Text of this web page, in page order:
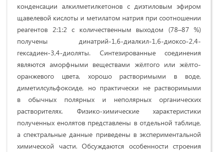
конденсации алкилметилкетонов с диэтиловым эфиром
щавелевой кислоты и метилатом натрия при соотношении
реагентов 2:1:2 с количественным выходом (78–87 %)
получены динатрий-1,6-диалкил-1,6-диоксо-2,4-
гексадиен-3,4-диоляты. Синтезированные соединения
являются аморфными веществами жёлтого или жёлто-
оранжевого цвета, хорошо растворимыми в воде,
диметилсульфоксиде, но практически не растворимыми
в обычных полярных и неполярных органических
растворителях. Физико-химические характеристики
полученных енолятов представлены в отдельной таблице,
а спектральные данные приведены в экспериментальной
химической части. Обсуждаются особенности строения